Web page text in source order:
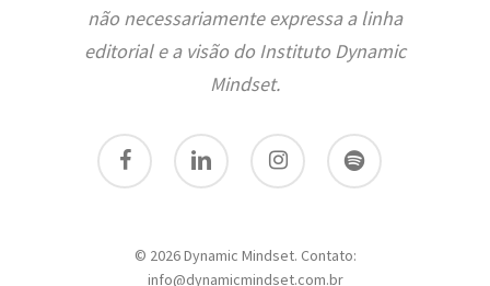
não necessariamente expressa a linha
editorial e a visão do Instituto Dynamic
Mindset.
facebook linkedin instagram spotify
© 2026 Dynamic Mindset. Contato:
info@dynamicmindset.com.br